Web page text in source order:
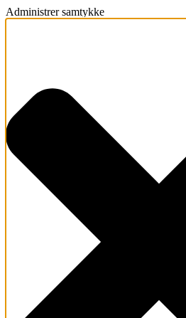
Administrer samtykke